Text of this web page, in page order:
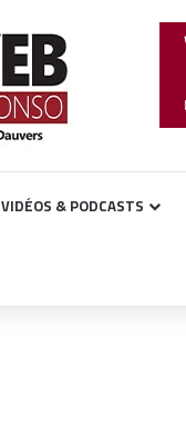
VIDÉOS & PODCASTS